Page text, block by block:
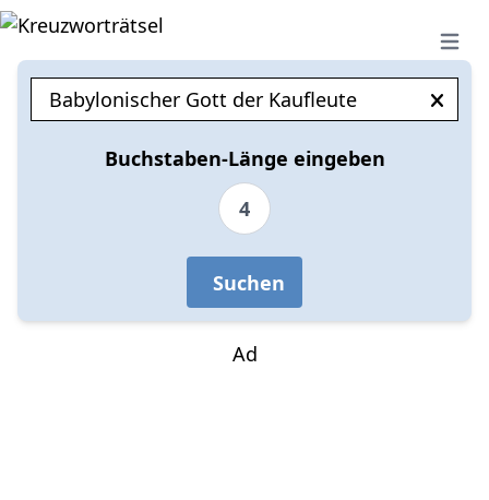
Open
Buchstaben-Länge eingeben
4
Suchen
Ad